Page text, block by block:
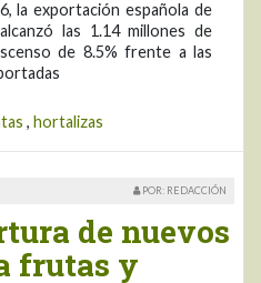
la exportación española de
las 1.14 millones de
de 8.5% frente a las
, hortalizas
POR: REDACCIÓN
de nuevos
frutas y